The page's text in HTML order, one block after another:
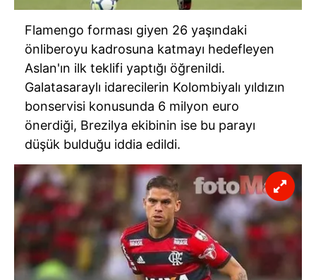
Flamengo forması giyen 26 yaşındaki
önliberoyu kadrosuna katmayı hedefleyen
Aslan'ın ilk teklifi yaptığı öğrenildi.
Galatasaraylı idarecilerin Kolombiyalı yıldızın
bonservisi konusunda 6 milyon euro
önerdiği, Brezilya ekibinin ise bu parayı
düşük bulduğu iddia edildi.